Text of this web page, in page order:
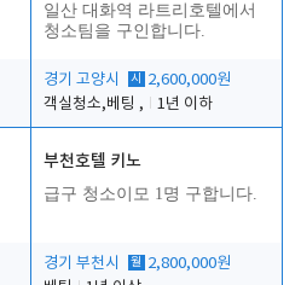
일산 대화역 라트리호텔에서
청소팀을 구인합니다.
경기 고양시 시
2,600,000원
객실청소,베팅 ,
1년 이하
부천호텔 키노
급구 청소이모 1명 구합니다.
경기 부천시 월 2,800,000원